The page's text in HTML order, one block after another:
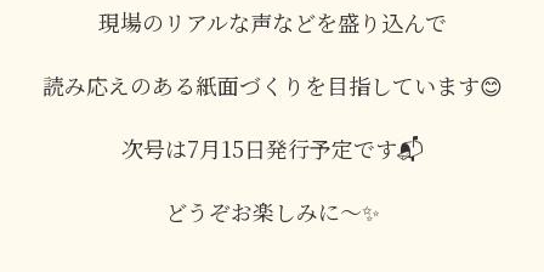
現場のリアルな声などを盛り込んで
読み応えのある紙面づくりを目指しています😊
次号は7月15日発行予定です📬
どうぞお楽しみに～✨